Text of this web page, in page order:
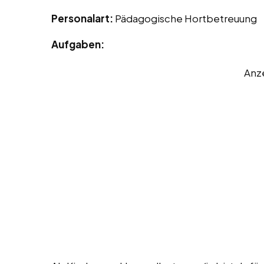
Personalart: Pädagogische Hortbetreuung
Aufgaben: